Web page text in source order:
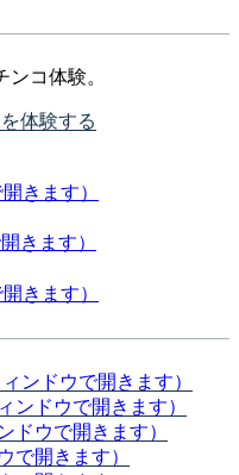
コ体験。
体験する
きます）
きます）
きます）
ィンドウで開きます）
ンドウで開きます）
ドウで開きます）
で開きます）